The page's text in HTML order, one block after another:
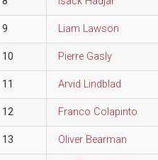
9 Liam Lawson
10 Pierre Gasly
11 Arvid Lindblad
12 Franco Colapinto
13 Oliver Bearman